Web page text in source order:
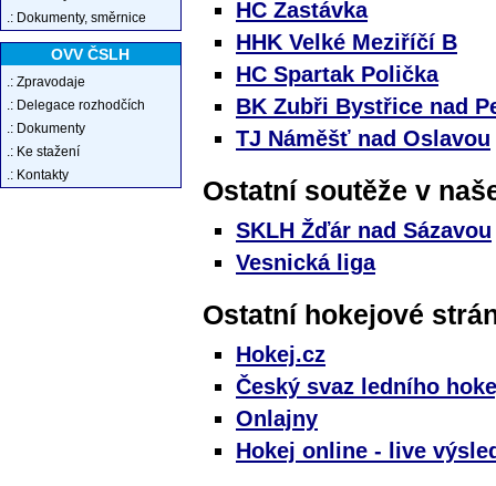
.: Dokumenty, směrnice
OVV ČSLH
.: Zpravodaje
.: Delegace rozhodčích
.: Dokumenty
.: Ke stažení
.: Kontakty
HC Zastávka
HHK Velké Meziříčí B
HC Spartak Polička
BK Zubři Bystřice nad
TJ Náměšť nad Oslavou
Ostatní soutěže v
SKLH Žďár nad Sázavou
Vesnická liga
Ostatní hokejové
Hokej.cz
Český svaz ledního
Onlajny
Hokej online - live